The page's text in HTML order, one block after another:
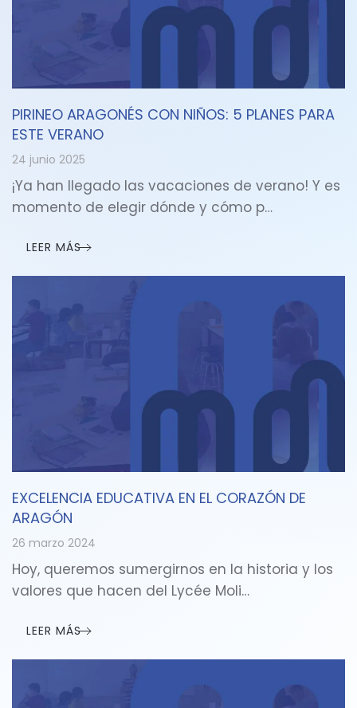
PIRINEO ARAGONÉS CON NIÑOS: 5 PLANES PARA
ESTE VERANO
24 junio 2025
¡Ya han llegado las vacaciones de verano! Y es
momento de elegir dónde y cómo p…
LEER MÁS
EXCELENCIA EDUCATIVA EN EL CORAZÓN DE
ARAGÓN
26 marzo 2024
Hoy, queremos sumergirnos en la historia y los
valores que hacen del Lycée Moli…
LEER MÁS